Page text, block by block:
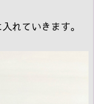
れていきます。